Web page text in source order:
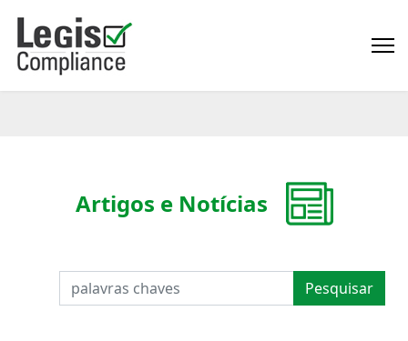
PESQUISAR Pesquisar
Artigos e Notícias